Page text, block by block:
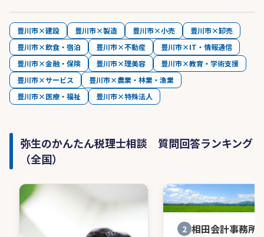
豊川市×建設 豊川市×製造 豊川市×小売
豊川市×卸売
豊川市×飲食・宿泊
豊川市×不動産
豊川市×IT・情報通信
豊川市×金融・保険
豊川市×理美容
豊川市×教育・学術支援
豊川市×サービス
豊川市×農業・林業・漁業
豊川市×医療・福祉
豊川市×特殊法人
弥生のかんたん税理士相談 質問回答ランキング
（全国）
2 相田会計事務所